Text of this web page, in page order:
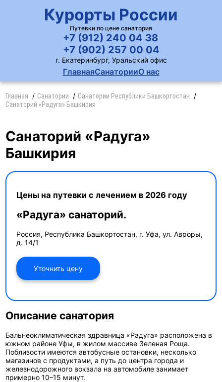
Курорты России
Путевки по цене санатория
ГлавнаяСанаторииО нас
+7 (912) 240 04 38
+7 (902) 257 00 04
г. Екатеринбург, Уральский офис
Главная Санатории
Санатории Республики Башкортостан
Санаторий «Радуга» Башкирия
Санаторий «Радуга»
Башкирия
Цены на путевки с лечением в 2026 году
«Радуга» санаторий.
Россия, Республика Башкортостан, г. Уфа, ул. Авроры,
д. 14/1
Уточнить цену
Описание санатория
Бальнеоклиматическая здравница «Радуга» расположена в
южном районе Уфы, в жилом массиве Зеленая Роща.
Поблизости имеются автобусные остановки, несколько
магазинов с продуктами, а путь до центра города и
железнодорожного вокзала на автомобиле занимает
примерно 10–15 минут.